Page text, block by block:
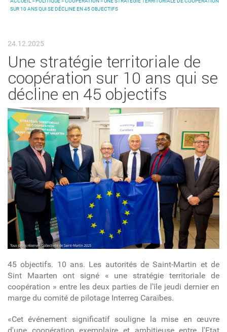
VOUS ÊTES ICI
SUR 10 ANS QUI SE DÉCLINE EN 45 OBJECTIFS
24.12.2025
Une stratégie territoriale de
coopération sur 10 ans qui se
décline en 45 objectifs
45 objectifs. 10 ans. Les autorités de Saint-Martin et de
Sint Maarten ont signé « une stratégie territoriale de
coopération » entre les deux parties de l'île jeudi dernier en
marge du comité de pilotage Interreg Caraïbes.
«Cet événement significatif souligne la mise en œuvre